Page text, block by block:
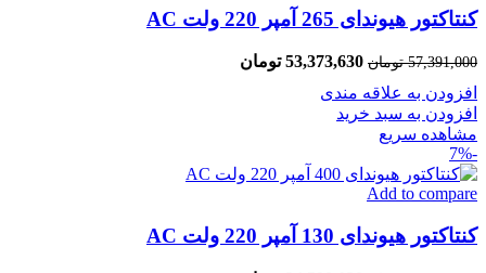
کنتاکتور هیوندای 265 آمپر 220 ولت AC
57,391,000 تومان 53,373,630 تومان
افزودن به علاقه مندی
افزودن به سبد خرید
مشاهده سریع
-7%
Add to compare
کنتاکتور هیوندای 130 آمپر 220 ولت AC